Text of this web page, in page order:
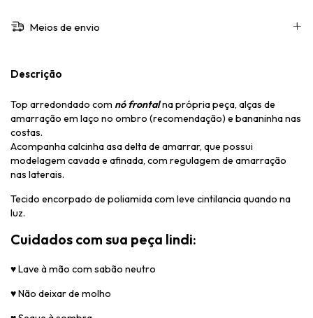
Meios de envio
Descrição
Top arredondado com nó frontalna própria peça, alças de
amarração em laço no ombro (recomendação) e bananinha nas
costas.
Acompanha calcinha asa delta de amarrar, que possui
modelagem cavada e afinada, com regulagem de amarração
nas laterais.
Tecido encorpado de poliamida com leve cintilancia quando na
luz.
Cuidados com sua peça lindi:
♥Lave à mão com sabão neutro
♥Não deixar de molho